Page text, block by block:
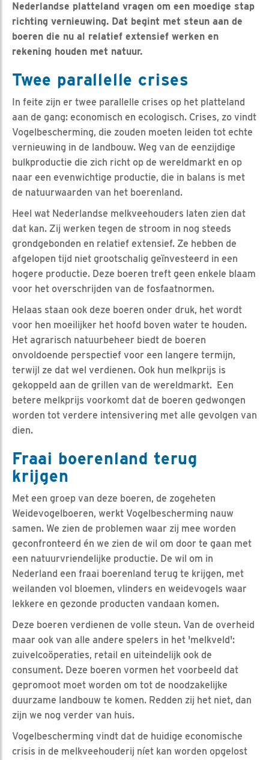
Nederlandse platteland vragen om een moedige stap
richting vernieuwing. Dat begint met steun aan de
boeren die nu al relatief extensief werken en
rekening houden met natuur.
Twee parallelle crises
In feite zijn er twee parallelle crises op het platteland
aan de gang: economisch en ecologisch. Crises, zo vindt
Vogelbescherming, die zouden moeten leiden tot echte
vernieuwing in de landbouw. Weg van de eenzijdige
bulkproductie die zich richt op de wereldmarkt en op
naar een evenwichtige productie, die in balans is met
de natuurwaarden van het boerenland.
Heel wat Nederlandse melkveehouders laten zien dat
dat kan. Zij werken tegen de stroom in nog steeds
grondgebonden en relatief extensief. Ze hebben de
afgelopen tijd niet grootschalig geïnvesteerd in een
hogere productie. Deze boeren treft geen enkele blaam
voor het overschrijden van de fosfaatnormen.
Helaas staan ook deze boeren onder druk, het wordt
voor hen moeilijker het hoofd boven water te houden.
Het agrarisch natuurbeheer biedt de boeren
onvoldoende perspectief voor een langere termijn,
terwijl ze dat wel verdienen. Ook hun melkprijs is
gekoppeld aan de grillen van de wereldmarkt. Een
betere melkprijs voorkomt dat de boeren gedwongen
worden tot verdere intensivering met alle gevolgen van
dien.
Fraai boerenland terug
krijgen
Met een groep van deze boeren, de zogeheten
Weidevogelboeren, werkt Vogelbescherming nauw
samen. We zien de problemen waar zij mee worden
geconfronteerd én we zien de wil om door te gaan met
een natuurvriendelijke productie. De wil om in
Nederland een fraai boerenland terug te krijgen, met
weilanden vol bloemen, vlinders en weidevogels waar
lekkere en gezonde producten vandaan komen.
Deze boeren verdienen de volle steun. Van de overheid
maar ook van alle andere spelers in het 'melkveld':
zuivelcoöperaties, retail en uiteindelijk ook de
consument. Deze boeren vormen het voorbeeld dat
gepromoot moet worden om tot de noodzakelijke
duurzame landbouw te komen. Redden zij het niet, dan
zijn we nog verder van huis.
Vogelbescherming vindt dat de huidige economische
crisis in de melkveehouderij níet kan worden opgelost